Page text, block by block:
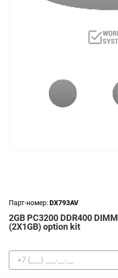
Парт-номер:DX793AV
2GB PC3200 DDR400 DIMM
(2X1GB) option kit